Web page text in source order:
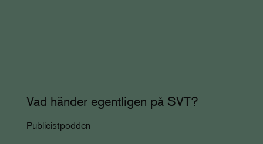
Vad händer egentligen på SVT?
Publicistpodden